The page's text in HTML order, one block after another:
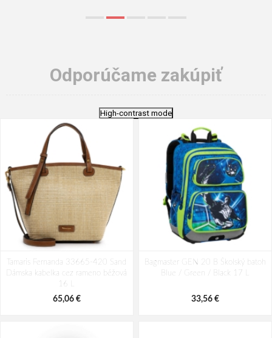
Odporúčame zakúpiť
High-contrast mode
Tamaris Fernanda 33665-420 Sand
Dámska kabelka cez rameno béžová
16 L
65,06 €
Bagmaster GEN 20 B Školský batoh
Blue / Green / Black 17 L
33,56 €